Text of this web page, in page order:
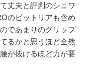
丈夫と評判のシュワ
のビットリアも含め
であまりのグリップ
るかと思うほど全然
が抜けるほど力が要